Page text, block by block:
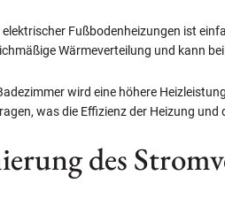
Fußbodenheizungen ist
Wärmeverteilung und kann
wird eine höhere
was die Effizienz der Heizung und
des